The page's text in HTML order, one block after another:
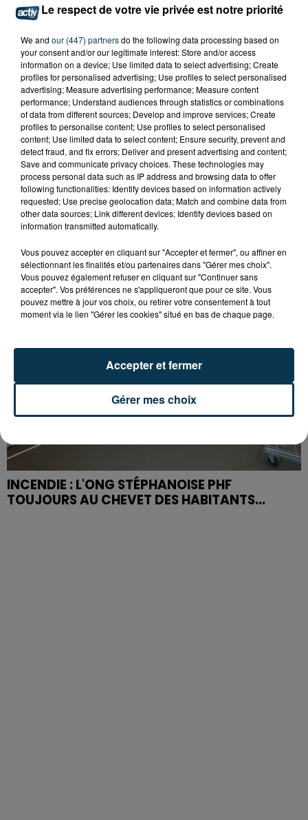
15 000 PERSONNES ATTENDUES À
MONTBRISON POUR LE TOUR DE FRANCE
FÉMININ
INCENDIE : L'ONG STÉPHANOISE PHF
TOUJOURS AU CHEVET DES HABITANTS...
Le respect de votre vie privée est notre priorité
We and our (447) partnersdo the following data processing based on
your consent and/or our legitimate interest: Store and/or access
information on a device; Use limited data to select advertising; Create
profiles for personalised advertising; Use profiles to select personalised
advertising; Measure advertising performance; Measure content
performance; Understand audiences through statistics or combinations
of data from different sources; Develop and improve services; Create
profiles to personalise content; Use profiles to select personalised
content; Use limited data to select content; Ensure security, prevent and
detect fraud, and fix errors; Deliver and present advertising and content;
Save and communicate privacy choices. These technologies may
process personal data such as IP address and browsing data to offer
following functionalities: Identify devices based on information actively
requested; Use precise geolocation data; Match and combine data from
other data sources; Link different devices; Identify devices based on
information transmitted automatically.
Vous pouvez accepter en cliquant sur "Accepter et fermer", ou affiner en
sélectionnant les finalités et/ou partenaires dans "Gérer mes choix".
Vous pouvez également refuser en cliquant sur "Continuer sans
accepter". Vos préférences ne s'appliqueront que pour ce site. Vous
pouvez mettre à jour vos choix, ou retirer votre consentement à tout
moment via le lien "Gérer les cookies" situé en bas de chaque page.
Gérer mes choix
Accepter et fermer